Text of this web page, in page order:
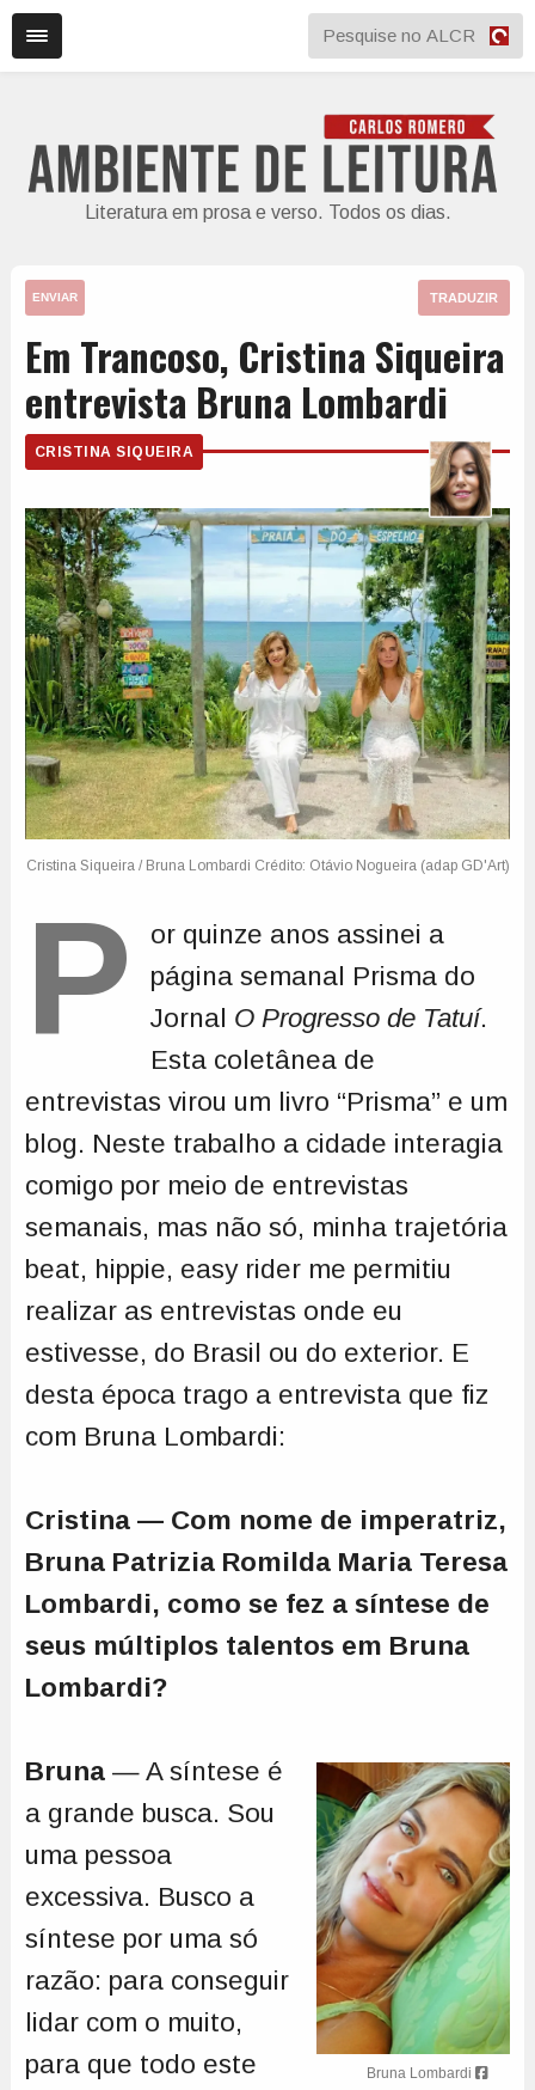
Literatura em prosa e verso. Todos os dias.
ENVIAR TRADUZIR
Em Trancoso, Cristina Siqueira
entrevista Bruna Lombardi
CRISTINA SIQUEIRA
P
or quinze anos assinei a
página semanal Prisma do
Jornal O Progresso de Tatuí.
Esta coletânea de
entrevistas virou um livro “Prisma” e um
blog. Neste trabalho a cidade interagia
comigo por meio de entrevistas
semanais, mas não só, minha trajetória
beat, hippie, easy rider me permitiu
realizar as entrevistas onde eu
estivesse, do Brasil ou do exterior. E
desta época trago a entrevista que fiz
com Bruna Lombardi:
Cristina — Com nome de imperatriz,
Bruna Patrizia Romilda Maria Teresa
Lombardi, como se fez a síntese de
seus múltiplos talentos em Bruna
Lombardi?
Bruna Lombardi
Bruna— A síntese é
a grande busca. Sou
uma pessoa
excessiva. Busco a
síntese por uma só
razão: para conseguir
lidar com o muito,
para que todo este